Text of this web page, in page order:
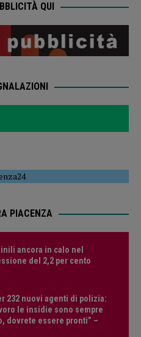
QUI
PIACENZA
ancora in calo nel
del 2,2 per cento
232 nuovi agenti di polizia:
le insidie sono sempre
dovrete essere pronti” –